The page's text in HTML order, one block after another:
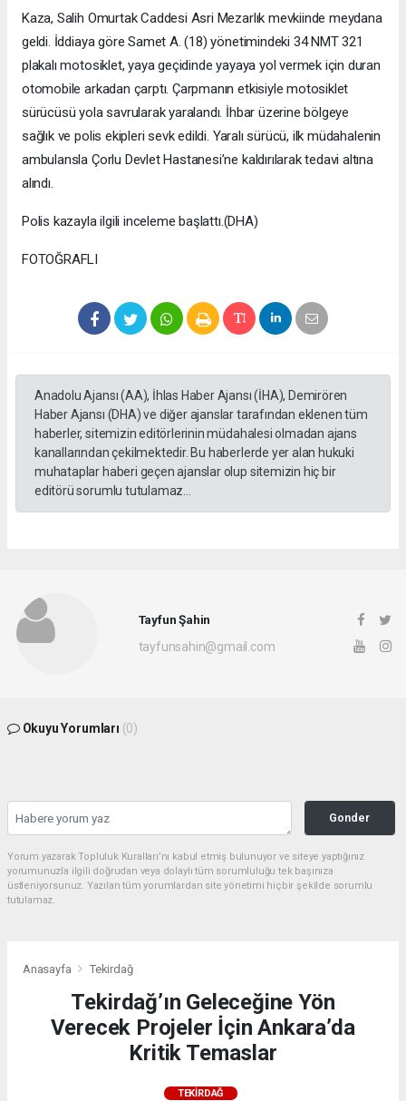
Kaza, Salih Omurtak Caddesi Asri Mezarlık mevkiinde meydana
geldi. İddiaya göre Samet A. (18) yönetimindeki 34 NMT 321
plakalı motosiklet, yaya geçidinde yayaya yol vermek için duran
otomobile arkadan çarptı. Çarpmanın etkisiyle motosiklet
sürücüsü yola savrularak yaralandı. İhbar üzerine bölgeye
sağlık ve polis ekipleri sevk edildi. Yaralı sürücü, ilk müdahalenin
ambulansla Çorlu Devlet Hastanesi’ne kaldırılarak tedavi altına
alındı.
Polis kazayla ilgili inceleme başlattı.(DHA)
FOTOĞRAFLI
Anadolu Ajansı (AA), İhlas Haber Ajansı (İHA), Demirören
Haber Ajansı (DHA) ve diğer ajanslar tarafından eklenen tüm
haberler, sitemizin editörlerinin müdahalesi olmadan ajans
kanallarından çekilmektedir. Bu haberlerde yer alan hukuki
muhataplar haberi geçen ajanslar olup sitemizin hiç bir
editörü sorumlu tutulamaz...
Tayfun Şahin
tayfunsahin@gmail.com
Okuyu Yorumları (0)
Gonder
Yorum yazarak Topluluk Kuralları’nı kabul etmiş bulunuyor ve siteye yaptığınız
yorumunuzla ilgili doğrudan veya dolaylı tüm sorumluluğu tek başınıza
üstleniyorsunuz. Yazılan tüm yorumlardan site yönetimi hiçbir şekilde sorumlu
tutulamaz.
Anasayfa Tekirdağ
Tekirdağ’ın Geleceğine Yön
Verecek Projeler İçin Ankara’da
Kritik Temaslar
TEKIRDAĞ